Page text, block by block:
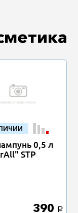
0,5 л
STP
390 a